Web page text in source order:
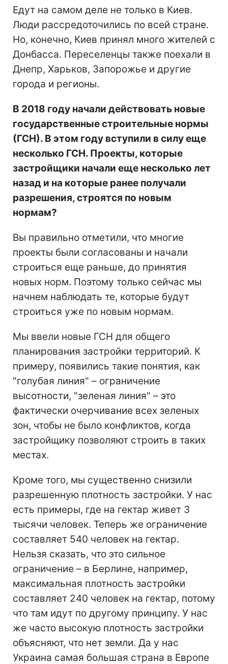
Едут на самом деле не только в Киев.
Люди рассредоточились по всей стране.
Но, конечно, Киев принял много жителей с
Донбасса. Переселенцы также поехали в
Днепр, Харьков, Запорожье и другие
города и регионы.
В 2018 году начали действовать новые
государственные строительные нормы
(ГСН). В этом году вступили в силу еще
несколько ГСН. Проекты, которые
застройщики начали еще несколько лет
назад и на которые ранее получали
разрешения, строятся по новым
нормам?
Вы правильно отметили, что многие
проекты были согласованы и начали
строиться еще раньше, до принятия
новых норм. Поэтому только сейчас мы
начнем наблюдать те, которые будут
строиться уже по новым нормам.
Мы ввели новые ГСН для общего
планирования застройки территорий. К
примеру, появились такие понятия, как
"голубая линия" – ограничение
высотности, "зеленая линия" – это
фактически очерчивание всех зеленых
зон, чтобы не было конфликтов, когда
застройщику позволяют строить в таких
местах.
Кроме того, мы существенно снизили
разрешенную плотность застройки. У нас
есть примеры, где на гектар живет 3
тысячи человек. Теперь же ограничение
составляет 540 человек на гектар.
Нельзя сказать, что это сильное
ограничение – в Берлине, например,
максимальная плотность застройки
составляет 240 человек на гектар, потому
что там идут по другому принципу. У нас
же часто высокую плотность застройки
объясняют, что нет земли. Да у нас
Украина самая большая страна в Европе